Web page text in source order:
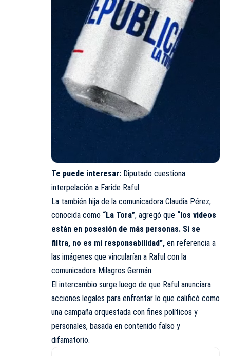
Te puede interesar: Diputado cuestiona
interpelación a Faride Raful
La también hija de la comunicadora Claudia Pérez,
conocida como “La Tora”, agregó que “los videos
están en posesión de más personas. Si se
filtra, no es mi responsabilidad”, en referencia a
las imágenes que vincularían a Raful con la
comunicadora Milagros Germán.
El intercambio surge luego de que Raful anunciara
acciones legales para enfrentar lo que calificó como
una campaña orquestada con fines políticos y
personales, basada en contenido falso y
difamatorio.